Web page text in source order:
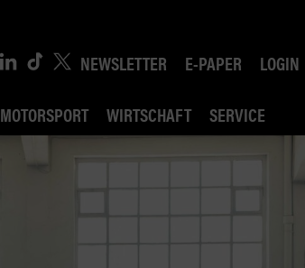
NEWSLETTER E-PAPER LOGIN
MOTORSPORT WIRTSCHAFT SERVICE
VERKEHRSPOLITIK